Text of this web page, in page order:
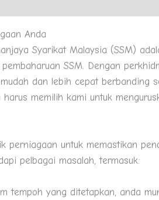
Anda
Syarikat Malaysia (SSM)
SSM. Dengan
dan lebih cepat berbanding
memilih kami untuk
perniagaan untuk memastikan
pelbagai masalah, termasuk:
tempoh yang ditetapkan, anda